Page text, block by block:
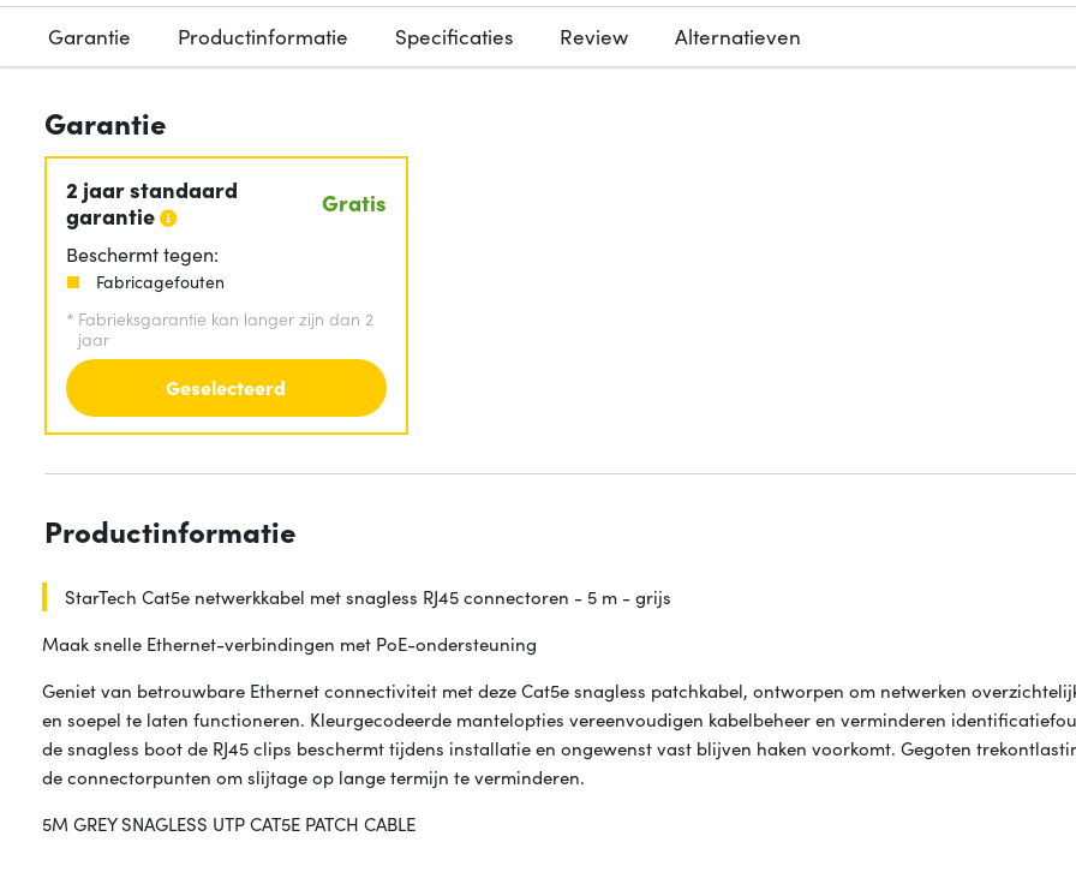
Garantie Productinformatie Specificaties Review Alternatieven
Garantie
2 jaar standaard
garantie
Gratis
Beschermt tegen:
Fabricagefouten
* Fabrieksgarantie kan langer zijn dan 2
jaar
Geselecteerd
Productinformatie
StarTech Cat5e netwerkkabel met snagless RJ45 connectoren - 5 m - grijs
Maak snelle Ethernet-verbindingen met PoE-ondersteuning
Geniet van betrouwbare Ethernet connectiviteit met deze Cat5e snagless patchkabel, ontworpen om netwerken
en soepel te laten functioneren. Kleurgecodeerde mantelopties vereenvoudigen kabelbeheer en verminderen
de snagless boot de RJ45 clips beschermt tijdens installatie en ongewenst vast blijven haken voorkomt. Gegoten
de connectorpunten om slijtage op lange termijn te verminderen.
5M GREY SNAGLESS UTP CAT5E PATCH CABLE